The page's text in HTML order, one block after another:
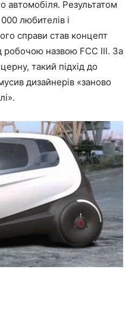
автомобіля. Результатом
любителів і
справи став концепт
робочою назвою FCC III. За
такий підхід до
дизайнерів «заново